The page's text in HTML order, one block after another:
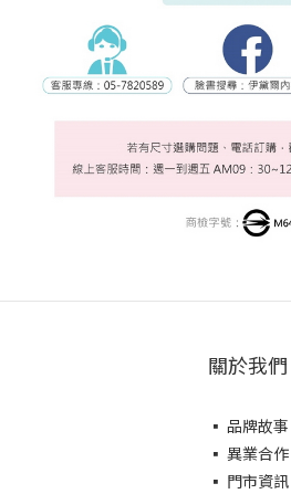
關於我們
▪ 品牌故事
▪ 異業合作
▪ 門市資訊